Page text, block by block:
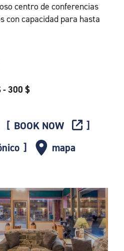
centro de conferencias
con capacidad para hasta
- 300 $
BOOK NOW
mapa